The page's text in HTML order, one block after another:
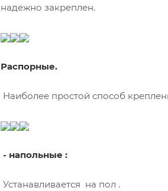
надежно закреплен.
Распорные.
Наиболее простой способ
- напольные :
Устанавливается на пол .